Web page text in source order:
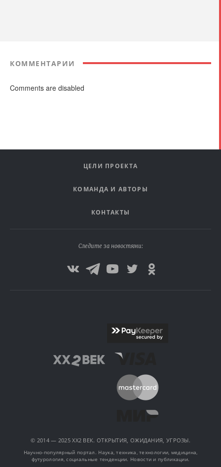
КОММЕНТАРИИ
Comments are disabled
ЦЕЛИ ПРОЕКТА
КОМАНДА И АВТОРЫ
КОНТАКТЫ
Следите за новостями:
© 2014 — 2025 XX2 ВЕК. ОТКРЫТИЯ, ОЖИДАНИЯ, УГРОЗЫ.
Научно-популярный портал. Наука, техника, технологии, медицина,
футурология, социальные тенденции. Новости и публикации.